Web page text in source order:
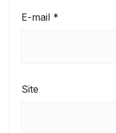
E-mail *
Site